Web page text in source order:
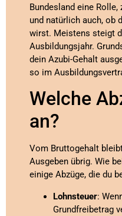
Bundesland eine Rolle,
und natürlich auch, ob
wirst. Meistens steigt
Ausbildungsjahr.
dein Azubi-Gehalt
so im
Welche
an?
Vom Bruttogehalt
Ausgeben übrig. Wie
einige Abzüge, die du
Lohnsteuer:
Grundfreibetrag